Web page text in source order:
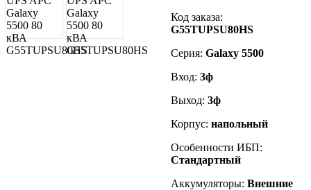
Код заказа:
G55TUPSU80HS
Серия: Galaxy 5500
Вход: 3ф
Выход: 3ф
Корпус: напольный
Особенности ИБП:
Стандартный
Аккумуляторы: Внешние